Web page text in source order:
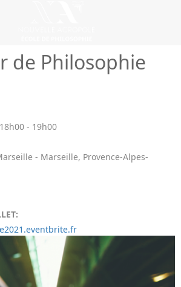
de Philosophie
18h00 - 19h00
- Marseille, Provence-Alpes-